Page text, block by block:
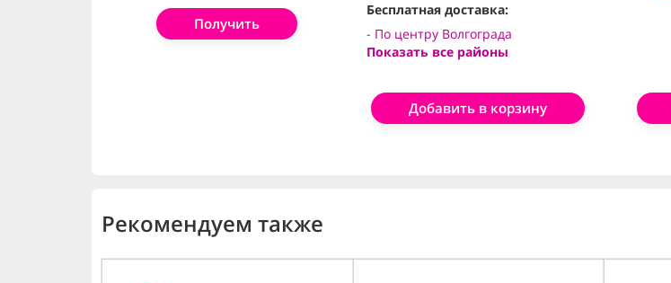
Получить
Бесплатная доставка:
- По центру Волгограда
Показать все районы
Добавить в корзину
Рекомендуем также